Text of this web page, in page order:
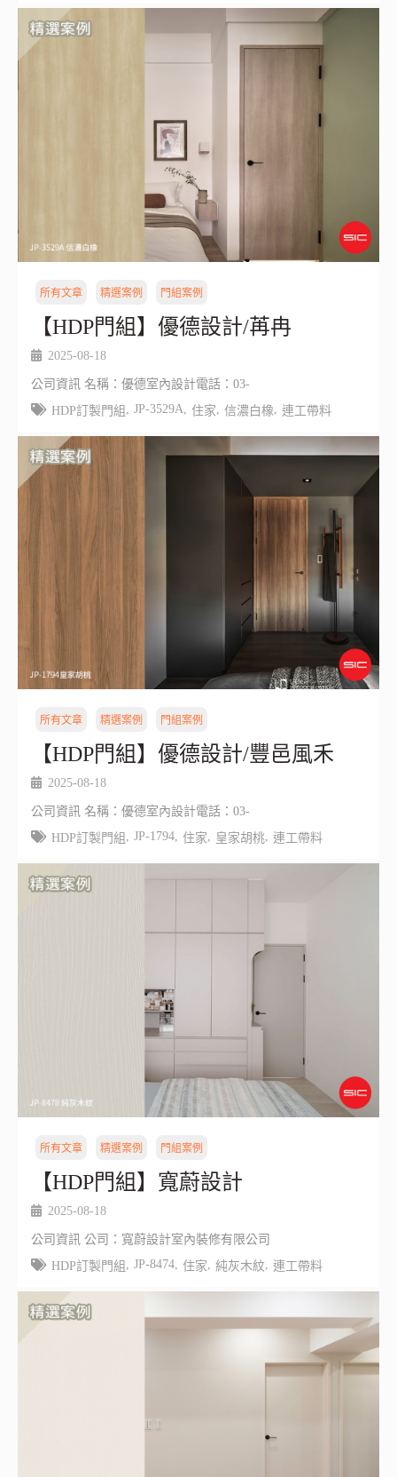
所有文章 精選案例 門組案例
【HDP門組】優德設計/苒冉
2025-08-18
公司資訊 名稱：優德室內設計電話：03-
HDP訂製門組
JP-3529A 住家 信濃白橡 連工帶料
所有文章 精選案例 門組案例
【HDP門組】優德設計/豐邑風禾
2025-08-18
公司資訊 名稱：優德室內設計電話：03-
HDP訂製門組 , JP-1794, 住家, 皇家胡桃, 連工帶料
所有文章 精選案例 門組案例
【HDP門組】寬蔚設計
2025-08-18
公司資訊 公司：寬蔚設計室內裝修有限公司
HDP訂製門組
JP-8474, 住家 純灰木紋, 連工帶料